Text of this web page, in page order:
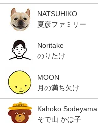
NATSUHIKO
夏彦ファミリー
Noritake
のりたけ
MOON
月の満ち欠け
Kahoko Sodeyama
そで山 かほ子